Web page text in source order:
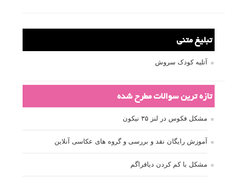
تبلیغ متنی
آتلیه کودک سروش
تازه ترین سوالات مطرح شده
مشکل فکوس در لنز ۳۵ نیکون
آموزش رایگان نقد و بررسی و گروه های عکاسی آنلاین
مشکل با کم کردن دیافراگم